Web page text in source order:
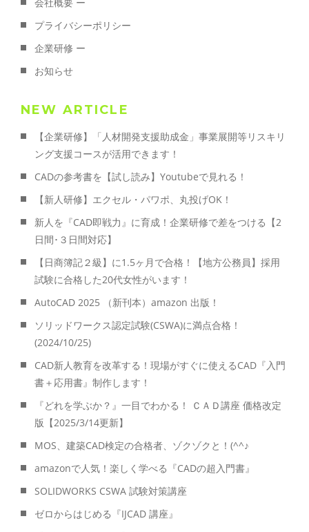
会社概要 ー
プライバシーポリシー
企業研修 ー
お知らせ
NEW ARTICLE
【企業研修】「人材開発支援助成金」事業展開等リスキリ
ング支援コースが活用できます！
CADの参考書を【試し読み】Youtubeで見れる！
【新人研修】エクセル・パワポ、丸投げOK！
新人を『CAD即戦力』に育成！企業研修で差をつける【2
日間･３日間対応】
【日商簿記２級】に1.5ヶ月で合格！【地方公務員】採用
試験に合格した20代女性がいます！
AutoCAD 2025 （新刊本）amazon 出版！
ソリッドワークス認定試験(CSWA)に満点合格！
(2024/10/25)
CAD新人教育を改革する！現場がすぐに使えるCAD『入門
書＋応用書』制作します！
『どれを学ぶか？』一目でわかる！ ＣＡＤ講座 価格改定
版【2025/3/14更新】
MOS、建築CAD検定の合格者、ゾクゾクと！(^^♪
amazonで人気！楽しく学べる『CADの超入門書』
SOLIDWORKS CSWA 試験対策講座
ゼロからはじめる『IJCAD 講座』